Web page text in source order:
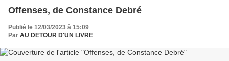
Offenses, de Constance Debré
Publié le 12/03/2023 à 15:09
Par AU DETOUR D'UN LIVRE